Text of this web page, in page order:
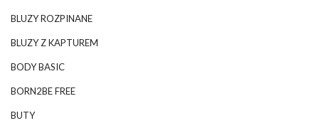
BLUZY ROZPINANE
BLUZY Z KAPTUREM
BODY BASIC
BORN2BE FREE
BUTY